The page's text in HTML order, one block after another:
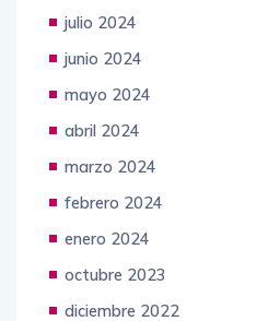
julio 2024
junio 2024
mayo 2024
abril 2024
marzo 2024
febrero 2024
enero 2024
octubre 2023
diciembre 2022